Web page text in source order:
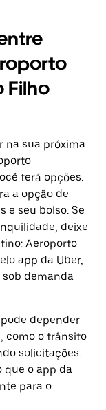
Filho
na sua próxima
terá opções.
a opção de
e seu bolso. Se
deixe
Aeroporto
app da Uber,
demanda
depender
como o trânsito
solicitações.
que o app da
para o